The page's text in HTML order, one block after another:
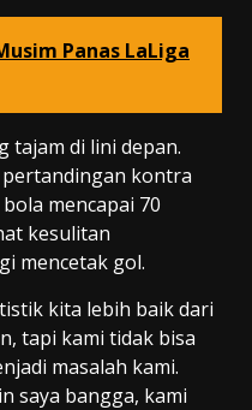
Panas LaLiga
tajam di lini depan.
kontra
mencapai 70
kesulitan
mencetak gol.
kita lebih baik dari
tapi kami tidak bisa
masalah kami.
saya bangga, kami